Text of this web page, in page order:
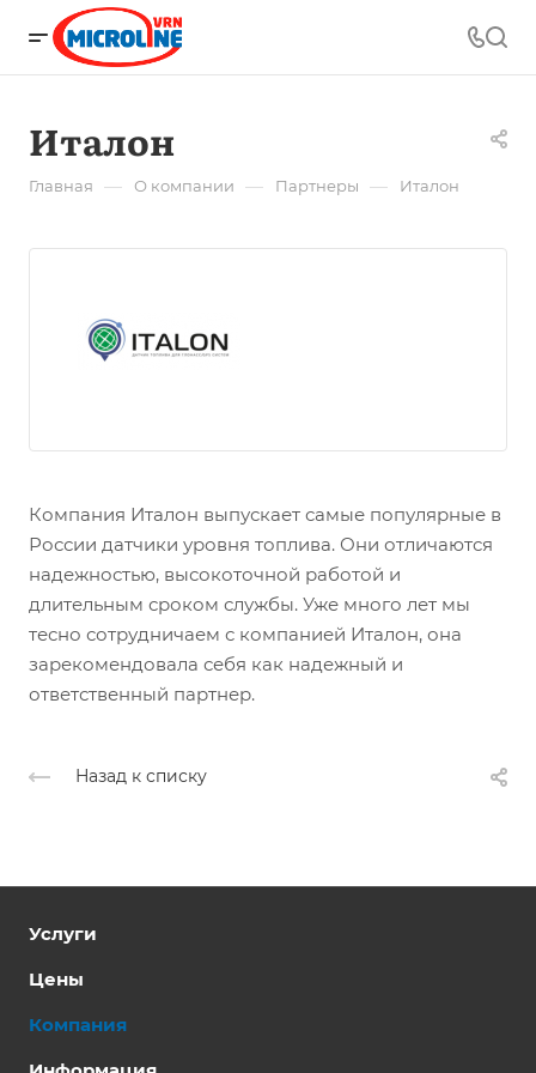
Италон
Главная — О компании — Партнеры — Италон
Компания Италон выпускает самые популярные в
России датчики уровня топлива. Они отличаются
надежностью, высокоточной работой и
длительным сроком службы. Уже много лет мы
тесно сотрудничаем с компанией Италон, она
зарекомендовала себя как надежный и
ответственный партнер.
Назад к списку
Услуги
Цены
Компания